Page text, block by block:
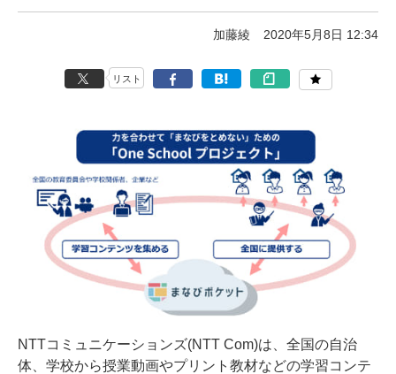
加藤綾 2020年5月8日 12:34
リスト
NTTコミュニケーションズ(NTT Com)は、全国の自治
体、学校から授業動画やプリント教材などの学習コンテ